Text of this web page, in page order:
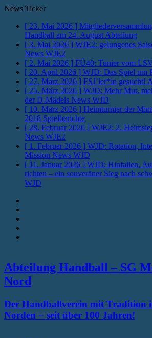
News Ticker
[ 23. Mai 2026 ]
Handball am 24. August Abteilung
[ 3. Mai 2026 ] WJE2: gelungenes
News WJE2
[ 2. Mai 2026 ] FÜ40: Tunier vom
[ 20. April 2026 ] WJD: Das Spiel um
[ 27. März 2026 ] FSJ’ler*in gesucht!
[ 25. März 2026 ] WJD: Mehr Mut,
der D-Mädels News WJD
[ 10. März 2026 ] Heimturnier der
2018 Spielberichte
[ 28. Februar 2026 ] WJE2: 2.
News WJE2
[ 1. Februar 2026 ] WJD: Rotation,
Mission News WJD
[ 11. Januar 2026 ] WJD: Hinfallen,
richten – ein souveräner Sieg nach
WJD
Abteilung Handball – SG
Nord
Der Handballverein mit Tradition
Norden − seit über 100 Jahren!